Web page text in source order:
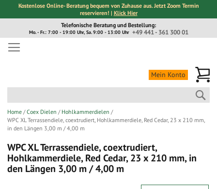
Kostenlose Online- Beratung bequem von Zuhause aus. Jetzt Zoom Termin
reservieren! | Klick Hier
Inhalt
Telefonische Beratung und Bestellung:
+49 441 - 361 300 01
Mo. - Fr.: 7:00 - 19:00 Uhr, Sa. 9:00 - 13:00 Uhr
Mein Konto
Home Coex Dielen
Hohlkammerdielen
WPC XL Terrassendiele, coextrudiert, Hohlkammerdiele, Red Cedar, 23 x 210 mm,
in den Längen 3,00 m / 4,00 m
WPC XL Terrassendiele, coextrudiert,
Hohlkammerdiele, Red Cedar, 23 x 210 mm, in
den Längen 3,00 m / 4,00 m